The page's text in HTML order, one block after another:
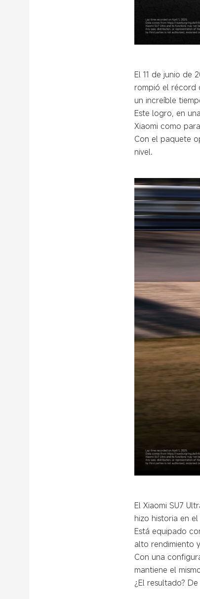
El 11 de junio de
rompió el récord
un increíble
Este logro, en
Xiaomi como
Con el paquete
nivel.
El Xiaomi SU7
hizo historia en
Está equipado
alto rendimiento
Con una
mantiene el
¿El resultado?